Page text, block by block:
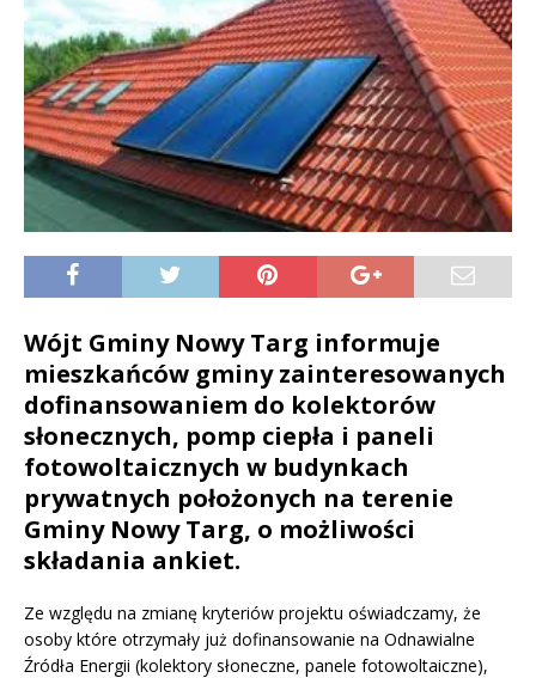
Wójt Gminy Nowy Targ informuje
mieszkańców gminy zainteresowanych
dofinansowaniem do kolektorów
słonecznych, pomp ciepła i paneli
fotowoltaicznych w budynkach
prywatnych położonych na terenie
Gminy Nowy Targ, o możliwości
składania ankiet.
Ze względu na zmianę kryteriów projektu oświadczamy, że
osoby które otrzymały już dofinansowanie na Odnawialne
Źródła Energii (kolektory słoneczne, panele fotowoltaiczne),